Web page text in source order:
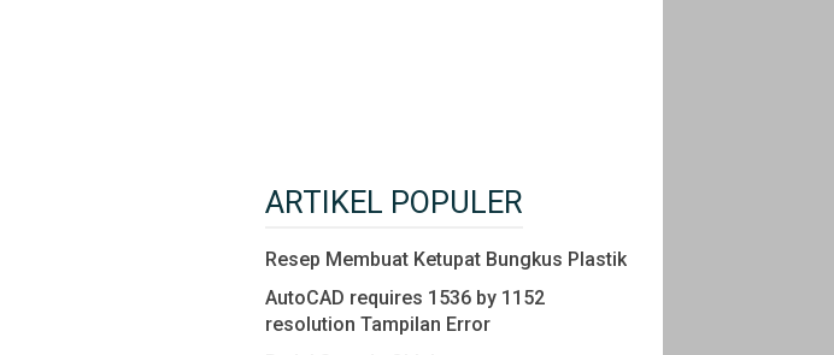
ARTIKEL POPULER
Resep Membuat Ketupat Bungkus Plastik
AutoCAD requires 1536 by 1152
resolution Tampilan Error